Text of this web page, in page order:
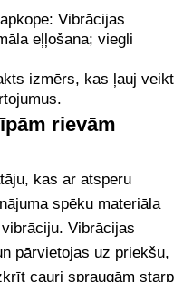
Vibrācijas
eļļošana; viegli
izmērs, kas ļauj veikt
rievām
kas ar atsperu
spēku materiāla
Vibrācijas
pārvietojas uz priekšu,
cauri spraugām starp